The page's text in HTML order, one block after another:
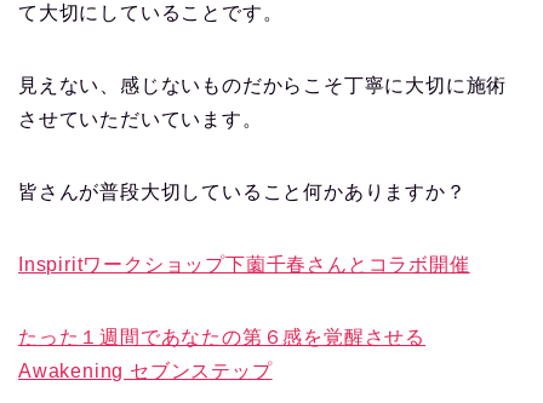
て大切にしていることです。
見えない、感じないものだからこそ丁寧に大切に施術
させていただいています。
皆さんが普段大切していること何かありますか？
Inspiritワークショップ下薗千春さんとコラボ開催
たった１週間であなたの第６感を覚醒させる
Awakening セブンステップ